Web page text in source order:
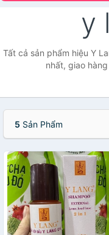
y
Tất cả sản phẩm hiệu Y
nhất, giao
5 Sản Phẩm